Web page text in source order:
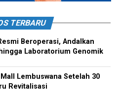
TERBARU
Beroperasi, Andalkan
Laboratorium Genomik
Lembuswana Setelah 30
Revitalisasi